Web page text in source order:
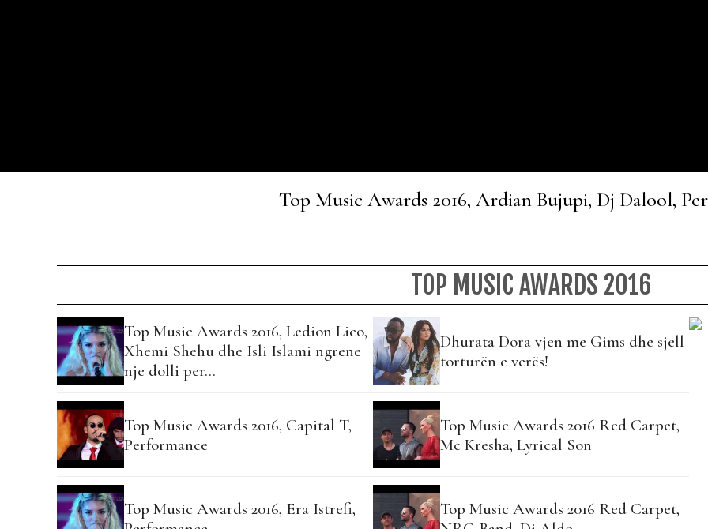
Top Music Awards 2016, Ardian Bujupi, Dj Dalool,
TOP MUSIC AWARDS 2016
Top Music Awards 2016, Ledion Lico,
Xhemi Shehu dhe Isli Islami ngrene
nje dolli per…
Top Music Awards 2016, Capital T,
Performance
Top Music Awards 2016, Era Istrefi,
Dhurata Dora vjen me Gims dhe sjell
torturën e verës!
Top Music Awards 2016 Red Carpet,
Mc Kresha, Lyrical Son
Top Music Awards 2016 Red Carpet,